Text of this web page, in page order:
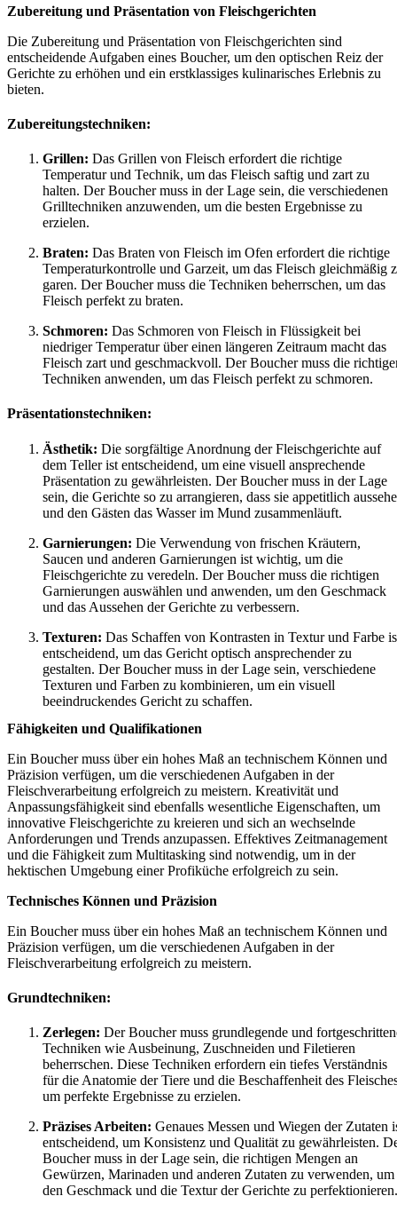
Zubereitung und Präsentation von Fleischgerichten
Die Zubereitung und Präsentation von Fleischgerichten sind
entscheidende Aufgaben eines Boucher, um den optischen Reiz der
Gerichte zu erhöhen und ein erstklassiges kulinarisches Erlebnis zu
bieten.
Zubereitungstechniken:
Grillen: Das Grillen von Fleisch erfordert die richtige
Temperatur und Technik, um das Fleisch saftig und zart zu
halten. Der Boucher muss in der Lage sein, die verschiedenen
Grilltechniken anzuwenden, um die besten Ergebnisse zu
erzielen.
Braten: Das Braten von Fleisch im Ofen erfordert die richtige
Temperaturkontrolle und Garzeit, um das Fleisch gleichmäßig
garen. Der Boucher muss die Techniken beherrschen, um das
Fleisch perfekt zu braten.
Schmoren: Das Schmoren von Fleisch in Flüssigkeit bei
niedriger Temperatur über einen längeren Zeitraum macht das
Fleisch zart und geschmackvoll. Der Boucher muss die
Techniken anwenden, um das Fleisch perfekt zu schmoren.
Präsentationstechniken:
Ästhetik: Die sorgfältige Anordnung der Fleischgerichte auf
dem Teller ist entscheidend, um eine visuell ansprechende
Präsentation zu gewährleisten. Der Boucher muss in der Lage
sein, die Gerichte so zu arrangieren, dass sie appetitlich
und den Gästen das Wasser im Mund zusammenläuft.
Garnierungen: Die Verwendung von frischen Kräutern,
Saucen und anderen Garnierungen ist wichtig, um die
Fleischgerichte zu veredeln. Der Boucher muss die richtigen
Garnierungen auswählen und anwenden, um den Geschmack
und das Aussehen der Gerichte zu verbessern.
Texturen: Das Schaffen von Kontrasten in Textur und Farbe
entscheidend, um das Gericht optisch ansprechender zu
gestalten. Der Boucher muss in der Lage sein, verschiedene
Texturen und Farben zu kombinieren, um ein visuell
beeindruckendes Gericht zu schaffen.
Fähigkeiten und Qualifikationen
Ein Boucher muss über ein hohes Maß an technischem Können und
Präzision verfügen, um die verschiedenen Aufgaben in der
Fleischverarbeitung erfolgreich zu meistern. Kreativität und
Anpassungsfähigkeit sind ebenfalls wesentliche Eigenschaften, um
innovative Fleischgerichte zu kreieren und sich an wechselnde
Anforderungen und Trends anzupassen. Effektives Zeitmanagement
und die Fähigkeit zum Multitasking sind notwendig, um in der
hektischen Umgebung einer Profiküche erfolgreich zu sein.
Technisches Können und Präzision
Ein Boucher muss über ein hohes Maß an technischem Können und
Präzision verfügen, um die verschiedenen Aufgaben in der
Fleischverarbeitung erfolgreich zu meistern.
Grundtechniken:
Zerlegen: Der Boucher muss grundlegende und
Techniken wie Ausbeinung, Zuschneiden und Filetieren
beherrschen. Diese Techniken erfordern ein tiefes Verständnis
für die Anatomie der Tiere und die Beschaffenheit des
um perfekte Ergebnisse zu erzielen.
Präzises Arbeiten: Genaues Messen und Wiegen der Zutaten
entscheidend, um Konsistenz und Qualität zu gewährleisten.
Boucher muss in der Lage sein, die richtigen Mengen an
Gewürzen, Marinaden und anderen Zutaten zu verwenden, um
den Geschmack und die Textur der Gerichte zu perfektionieren.